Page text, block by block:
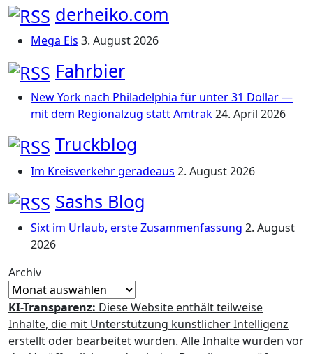
derheiko.com
Mega Eis 3. August 2026
Fahrbier
New York nach Philadelphia für unter 31 Dollar —
mit dem Regionalzug statt Amtrak24. April 2026
Truckblog
Im Kreisverkehr geradeaus 2. August 2026
Sashs Blog
Sixt im Urlaub, erste Zusammenfassung 2. August
2026
Archiv
KI-Transparenz: Diese Website enthält teilweise
Inhalte, die mit Unterstützung künstlicher Intelligenz
erstellt oder bearbeitet wurden. Alle Inhalte wurden vor